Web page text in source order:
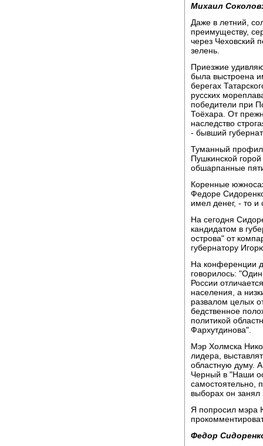
Михаил
Даже в летний,
преимуществу,
через Чеховский
зелень.
Приезжие
была выстроена
берегах
русских
победители при
Тоёхара. От
наследство
- бывший
Туманный
Пушкинской
обшарпанные
Коренные
Федоре
имел денег, - то и
На сегодня
кандидатом в
острова" от
губернатору
На конференции
говорилось:
России
населения, а
развалом целых
бедственное
политикой
Фархутдинова".
Мэр Холмска
лидера,
областную думу.
Черный в "Наши
самостоятельно,
выборах он занял
Я попросил мэра
Федор